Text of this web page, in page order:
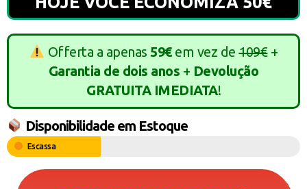
Offerta a apenas59€em vez de109€+
Garantia de dois anos + Devolução
GRATUITA IMEDIATA!
Disponibilidade em Estoque
Escassa